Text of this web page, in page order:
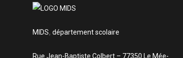
MIDS, département scolaire
Rue Jean-Baptiste Colbert – 77350 Le Mée-